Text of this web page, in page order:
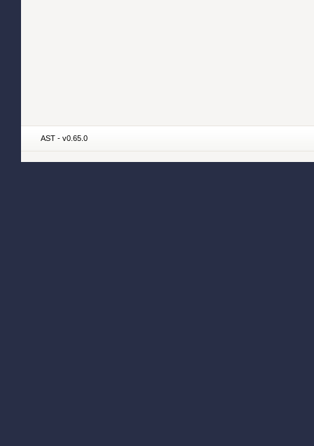
AST - v0.65.0